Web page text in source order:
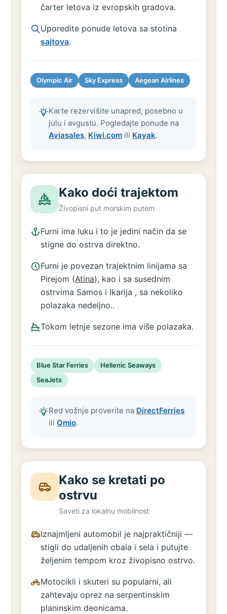
čarter letova iz evropskih gradova.
Uporedite ponude letova sa stotina
sajtova.
Olympic Air Sky Express Aegean Airlines
Karte rezervišite unapred, posebno u
julu i avgustu. Pogledajte ponude na
Aviasales, Kiwi.com ili Kayak.
Kako doći trajektom
Živopisni put morskim putem
Furni ima luku i to je jedini način da se
stigne do ostrva direktno.
Furni je povezan trajektnim linijama sa
Pirejom (Atina), kao i sa susednim
ostrvima Samos i Ikarija , sa nekoliko
polazaka nedeljno..
Tokom letnje sezone ima više polazaka.
Blue Star Ferries
Hellenic Seaways
SeaJets
Red vožnje proverite na DirectFerries
iliOmio.
Kako se kretati po
ostrvu
Saveti za lokalnu mobilnost
Iznajmljeni automobil je najpraktičniji —
stigli do udaljenih obala i sela i putujte
željenim tempom kroz živopisno ostrvo.
Motocikli i skuteri su popularni, ali
zahtevaju oprez na serpentinskim
planinskim deonicama.